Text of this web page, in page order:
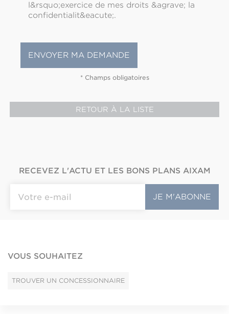
l&rsquo;exercice de mes droits &agrave; la
confidentialit&eacute;.
* Champs obligatoires
RETOUR À LA LISTE
RECEVEZ L'ACTU ET LES BONS PLANS AIXAM
VOUS SOUHAITEZ
TROUVER UN CONCESSIONNAIRE